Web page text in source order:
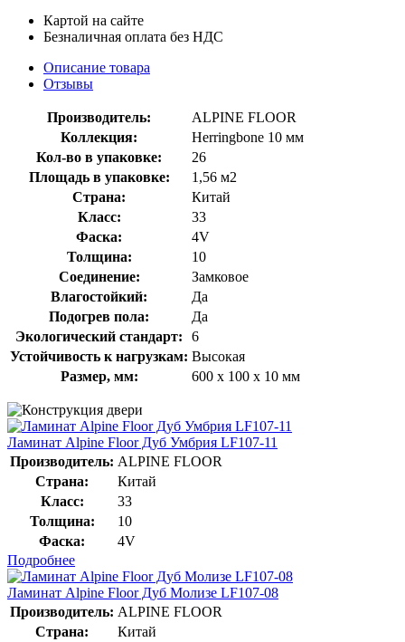
Картой на сайте
Безналичная оплата без НДС
Описание товара
Отзывы
Производитель:
ALPINE FLOOR
Коллекция:
Herringbone 10 мм
Кол-во в упаковке:
26
Площадь в упаковке:
1,56 м2
Страна:
Китай
Класс:
33
Фаска:
4V
Толщина:
10
Соединение:
Замковое
Влагостойкий:
Да
Подогрев пола:
Да
Экологический стандарт:
6
Устойчивость к нагрузкам: Высокая
Размер, мм:
600 x 100 x 10 мм
Ламинат Alpine Floor Дуб Умбрия LF107-11
Производитель: ALPINE FLOOR
Страна:
Китай
Класс:
33
Толщина:
10
Фаска:
4V
Подробнее
Ламинат Alpine Floor Дуб Молизе LF107-08
Производитель: ALPINE FLOOR
Страна:
Китай